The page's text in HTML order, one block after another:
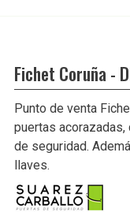
Fichet Coruña -
Punto de venta
puertas
de seguridad.
llaves.